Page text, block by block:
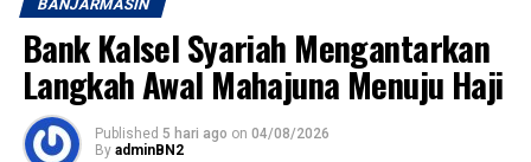
BANJARMASIN
Bank Kalsel Syariah Mengantarkan
Langkah Awal Mahajuna Menuju Haji
Published 5 hari ago on 04/08/2026
By adminBN2